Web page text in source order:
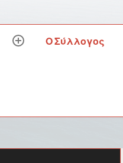
expandΟ Σύλλογος